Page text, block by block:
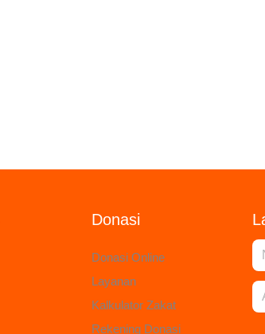
Donasi
Donasi Online
Layanan
Kalkulator Zakat
Rekening Donasi